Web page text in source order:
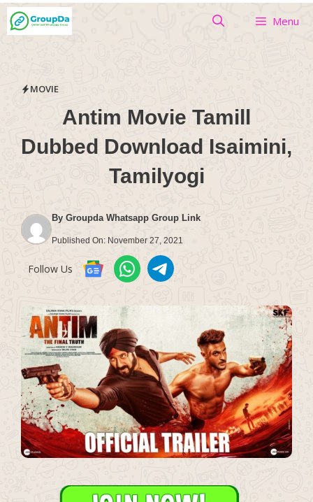
Skip
to
Menu
MOVIE
Antim Movie Tamill
Dubbed Download Isaimini,
Tamilyogi
By Groupda Whatsapp Group Link
Published On: November 27, 2021
Follow Us